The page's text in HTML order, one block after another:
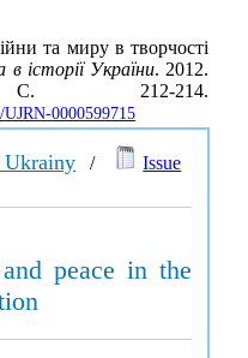
та миру в творчості
в історії України. 2012.
214.
0000599715
Ukrainy /
Issue
peace in the